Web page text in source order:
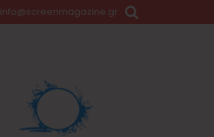
info@screenmagazine.gr